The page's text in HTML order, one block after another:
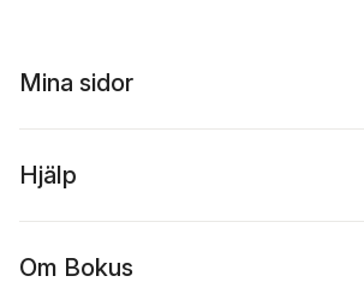
Mina sidor
Hjälp
Om Bokus